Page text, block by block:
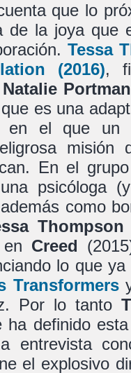
que lo
de la joya que
Tessa
(2016),
Natalie Portman
es una
el que un
misión
En el
psicóloga
como
Thompson
Creed
lo que
Transformers
Por lo tanto
ha definido
entrevista
el explosivo